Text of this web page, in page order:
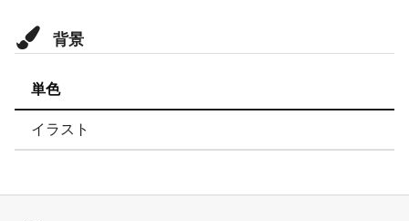
背景
単色
イラスト